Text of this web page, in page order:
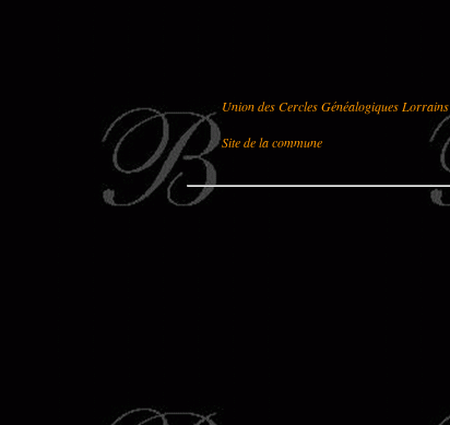
Union des Cercles Généalogiques Lorrains
Site de la commune